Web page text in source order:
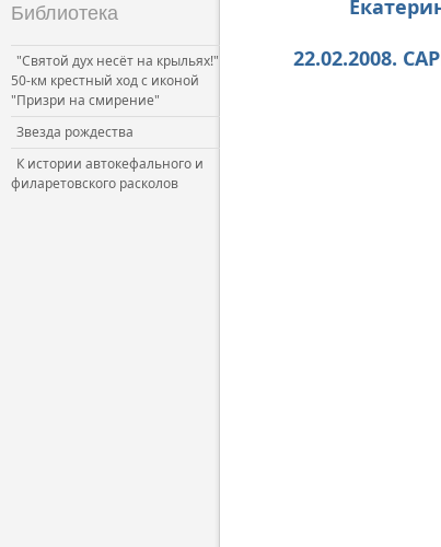
Библиотека
"Святой дух несёт на крыльях!"
50-км крестный ход с иконой
"Призри на смирение"
Звезда рождества
К истории автокефального и
филаретовского расколов
22.02.2008.